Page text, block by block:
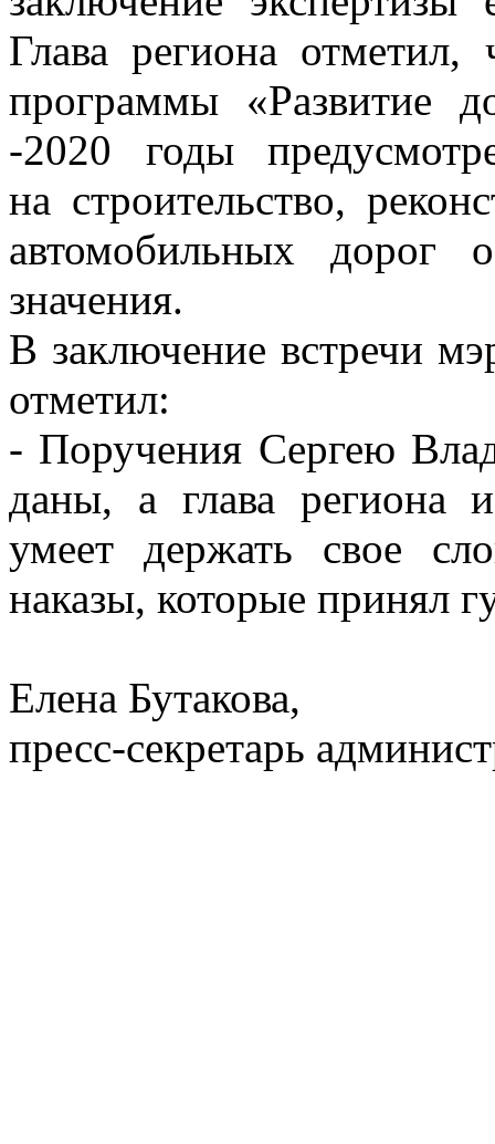
Глава региона отметил,
программы «Развитие
-2020 годы
на строительство,
автомобильных дорог
значения.
В заключение встречи
отметил:
- Поручения Сергею
даны, а глава региона
умеет держать свое
наказы, которые принял
Елена Бутакова,
пресс-секретарь